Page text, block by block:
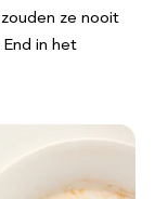
ze nooit
End in het